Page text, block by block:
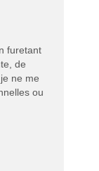
furetant
de
ne me
ou